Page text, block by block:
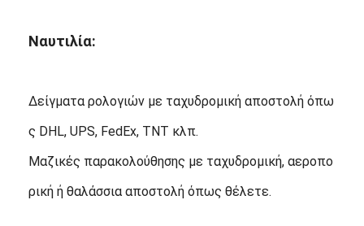
Ναυτιλία:
Δείγματα ρολογιών με ταχυδρομική αποστολή όπω
ς DHL, UPS, FedEx, TNT κλπ.
Μαζικές παρακολούθησης με ταχυδρομική, αεροπο
ρική ή θαλάσσια αποστολή όπως θέλετε.